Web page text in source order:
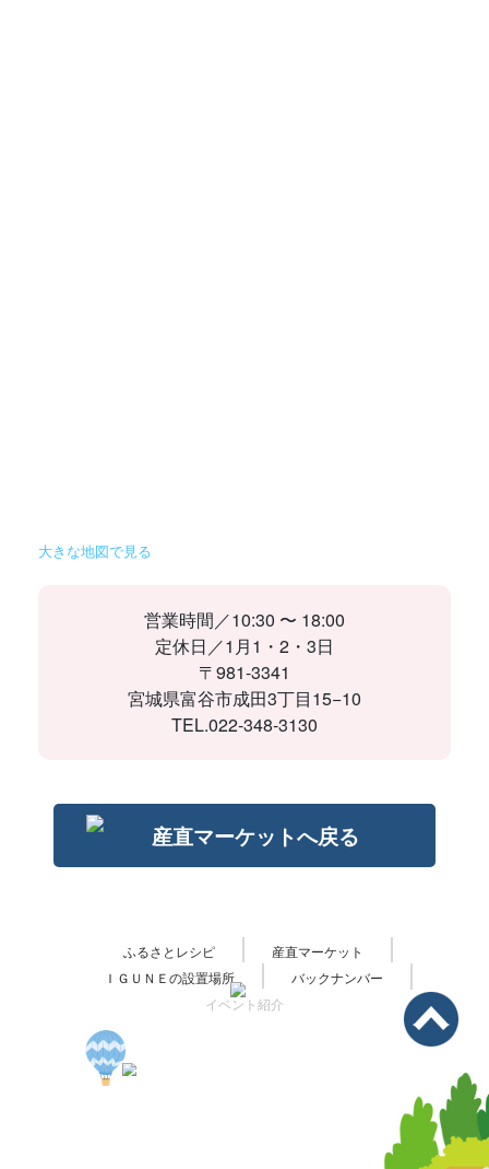
大きな地図で見る
営業時間／10:30 〜 18:00
定休日／1月1・2・3日
〒981-3341
宮城県富谷市成田3丁目15−10
TEL.022-348-3130
産直マーケットへ戻る
ふるさとレシピ
産直マーケット
ＩＧＵＮＥの設置場所
バックナンバー
イベント紹介